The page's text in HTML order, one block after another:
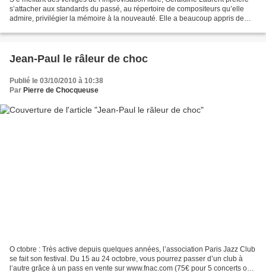
s’attacher aux standards du passé, au répertoire de compositeurs qu’elle
admire, privilégier la mémoire à la nouveauté. Elle a beaucoup appris de
Jean-Paul le râleur de choc
Publié le 03/10/2010 à 10:38
Par Pierre de Chocqueuse
O ctobre : Très active depuis quelques années, l’association Paris Jazz Club
se fait son festival. Du 15 au 24 octobre, vous pourrez passer d’un club à
l‘autre grâce à un pass en vente sur www.fnac.com (75€ pour 5 concerts ou